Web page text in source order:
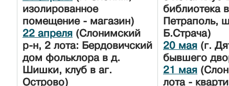
изолированное
помещение - магазин)
22 апреля (Слонимский
р-н, 2 лота: Бердовичский
дом фольклора в д.
Шишки, клуб в аг.
Острово)
библиотека
Петраполь,
Б.Страча)
20 мая (г.
бывшего
21 мая
лота -